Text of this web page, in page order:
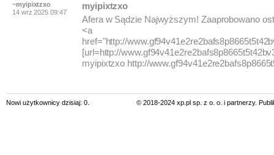
~myipixtzxo
14 wrz 2025 09:47
myipixtzxo
Afera w Sądzie Najwyższym! Zaaprobowano
<a
href="http://
[url=http://
myipixtzxo http://
Nowi użytkownicy dzisiaj: 0. © 2018-2024 xp.pl sp. z o. o. i partnerzy.